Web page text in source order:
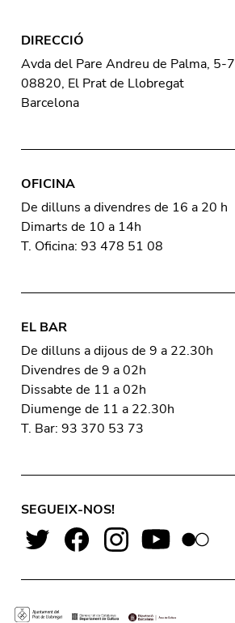
DIRECCIÓ
Avda del Pare Andreu de Palma, 5-7
08820, El Prat de Llobregat
Barcelona
OFICINA
De dilluns a divendres de 16 a 20 h
Dimarts de 10 a 14h
T. Oficina: 93 478 51 08
EL BAR
De dilluns a dijous de 9 a 22.30h
Divendres de 9 a 02h
Dissabte de 11 a 02h
Diumenge de 11 a 22.30h
T. Bar: 93 370 53 73
SEGUEIX-NOS!